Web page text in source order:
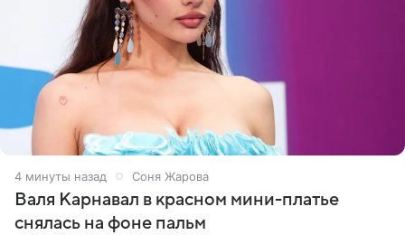
4 минуты назад Соня Жарова
Валя Карнавал в красном мини-платье
снялась на фоне пальм